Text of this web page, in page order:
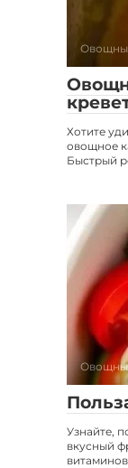
Хотите
овощное
Быстрый
Узнайте,
вкусный